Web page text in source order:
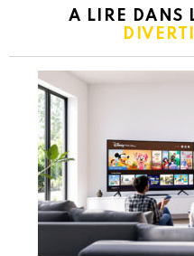
A LIRE DANS